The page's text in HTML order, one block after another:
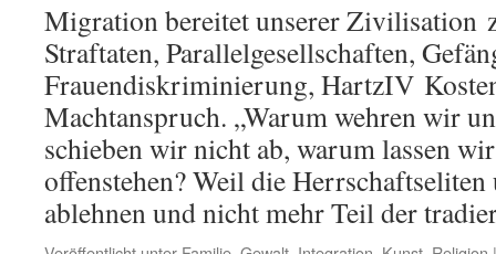
Migration bereitet unserer Zivilisation
Straftaten, Parallelgesellschaften,
Frauendiskriminierung, HartzIV
Machtanspruch. „Warum wehren wir
schieben wir nicht ab, warum lassen
offenstehen? Weil die
ablehnen und nicht mehr Teil der